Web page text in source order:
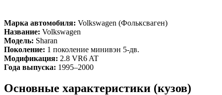
Марка автомобиля: Volkswagen (Фольксваген)
Название: Volkswagen
Модель: Sharan
Поколение: 1 поколение минивэн 5-дв.
Модификация: 2.8 VR6 AT
Года выпуска: 1995–2000
Основные характеристики (кузов)